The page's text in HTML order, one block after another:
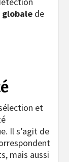
globale de
et
Il s’agit de
mais aussi